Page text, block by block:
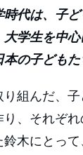
時代は、子
大学生を中
の子ども
り組んだ、
り、それぞ
木にとっ